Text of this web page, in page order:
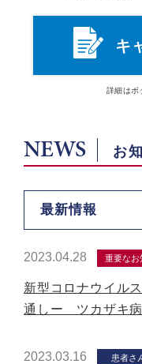
キ
詳細はボ
NEWS お
最新情報
2023.04.28 重要なお
新型コロナウイル
通しー ツカザキ
2023.03.16 患者さ